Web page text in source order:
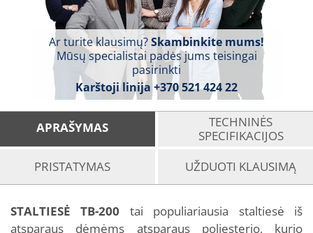
Ar turite klausimų?Skambinkite mums!
Mūsų specialistai padės jums teisingai
pasirinkti
Karštoji linija +370 521 424 22
APRAŠYMAS
TECHNINĖS
SPECIFIKACIJOS
PRISTATYMAS
UŽDUOTI KLAUSIMĄ
STALTIESĖ TB-200 tai populiariausia staltiesė iš
atsparaus dėmėms atsparaus poliesterio, kurio